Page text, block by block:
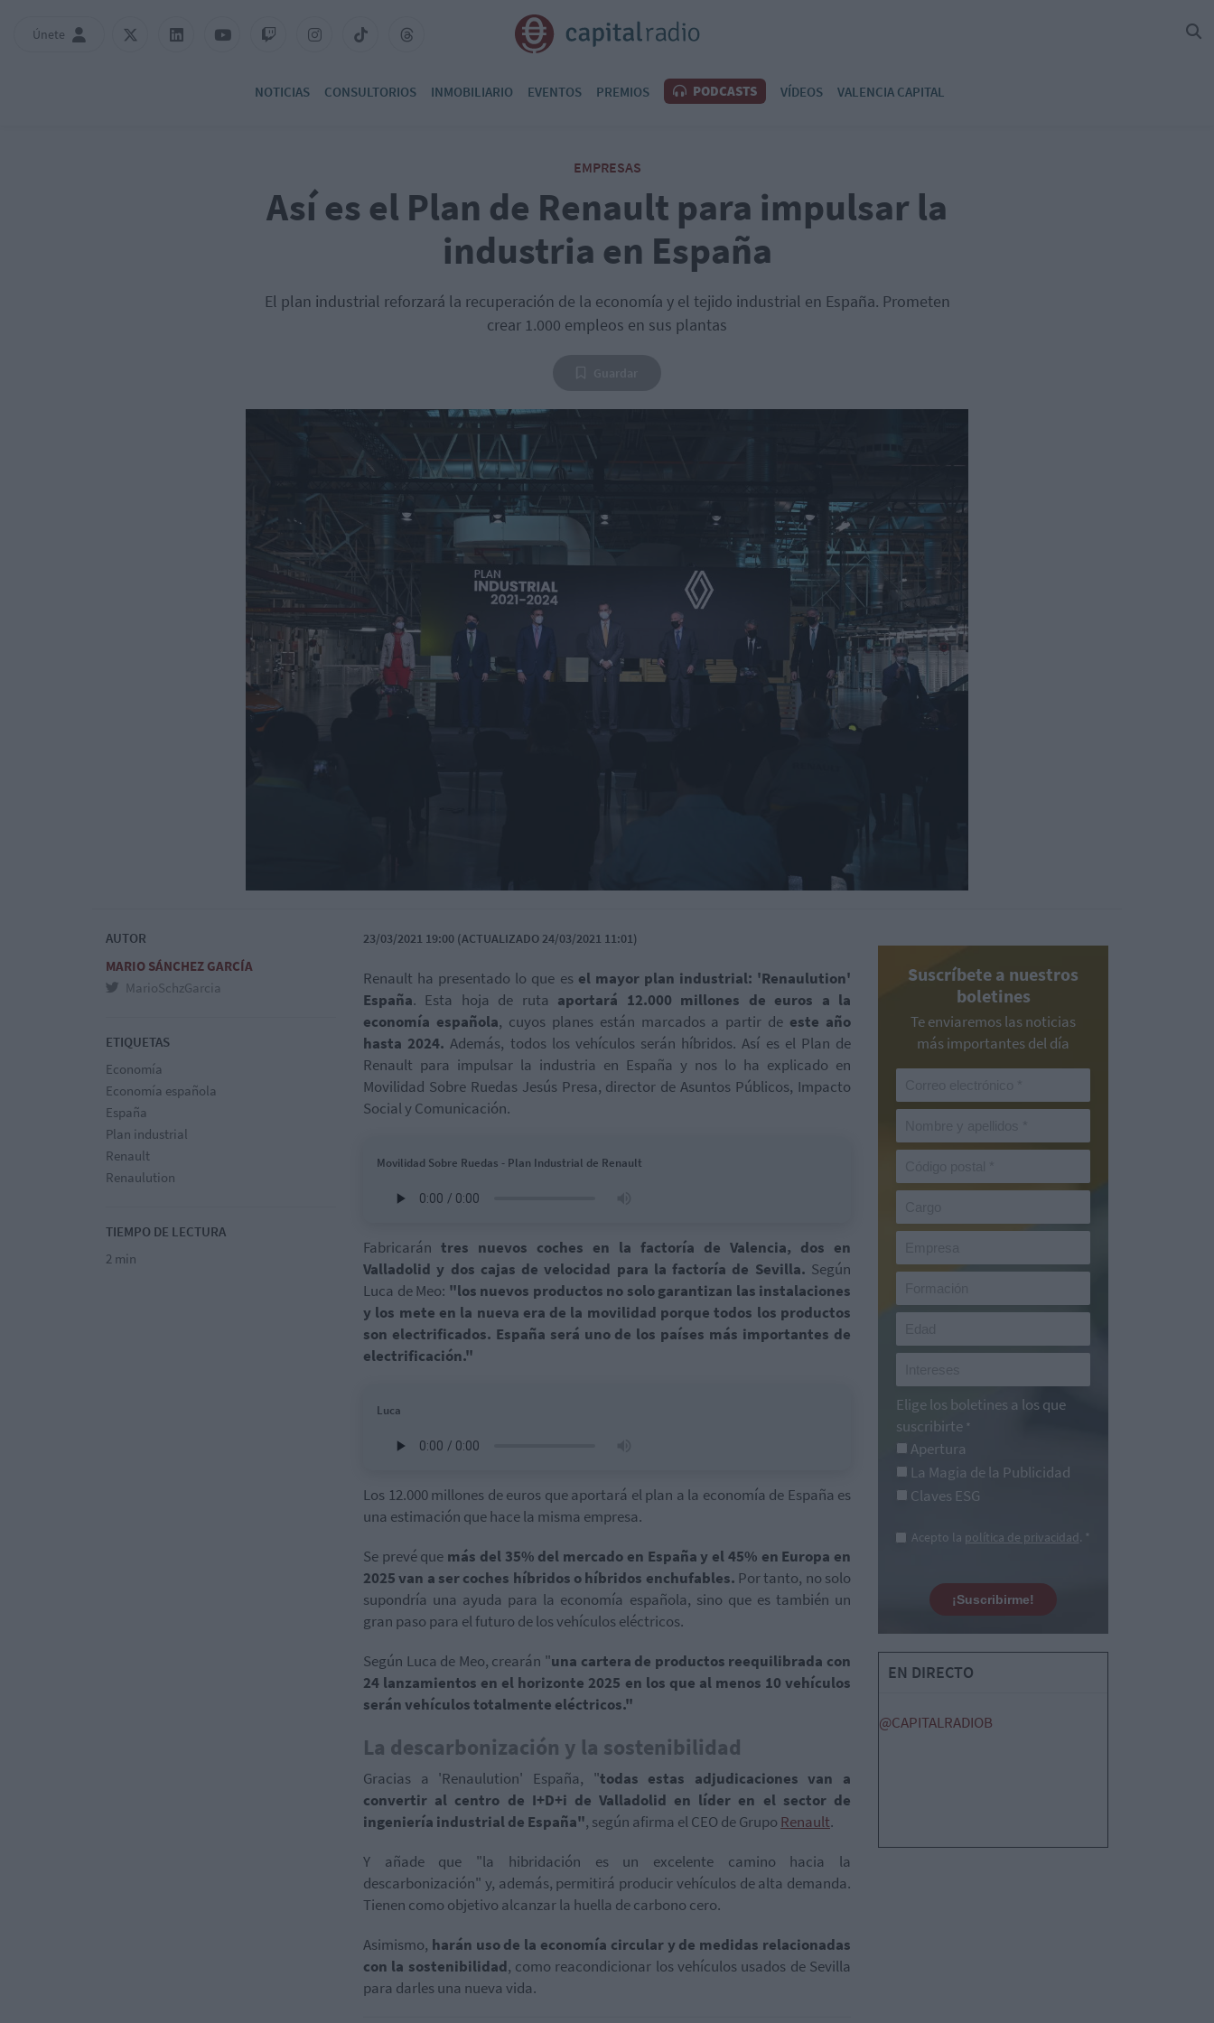
Únete
NOTICIAS CONSULTORIOS INMOBILIARIO EVENTOS PREMIOS PODCASTS VÍDEOS VALENCIA CAPITAL
EMPRESAS
Así es el Plan de Renault para impulsar la
industria en España
El plan industrial reforzará la recuperación de la economía y el tejido industrial en España. Prometen
crear 1.000 empleos en sus plantas
AUTOR
MARIO SÁNCHEZ GARCÍA
MarioSchzGarcia
ETIQUETAS
Economía
Economía española
España
Plan industrial
Renault
Renaulution
TIEMPO DE LECTURA
2 min
23/03/2021 19:00 (ACTUALIZADO 24/03/2021 11:01)
Renault ha presentado lo que es el mayor plan industrial: 'Renaulution'
España. Esta hoja de ruta aportará 12.000 millones de euros a la
economía española, cuyos planes están marcados a partir de este año
hasta 2024. Además, todos los vehículos serán híbridos. Así es el Plan de
Renault para impulsar la industria en España y nos lo ha explicado en
Movilidad Sobre Ruedas Jesús Presa, director de Asuntos Públicos, Impacto
Social y Comunicación.
Movilidad Sobre Ruedas - Plan Industrial de Renault
Fabricarán tres nuevos coches en la factoría de Valencia, dos en
Valladolid y dos cajas de velocidad para la factoría de Sevilla. Según
Luca de Meo: "los nuevos productos no solo garantizan las instalaciones
y los mete en la nueva era de la movilidad porque todos los productos
son electrificados. España será uno de los países más importantes de
electrificación."
Luca
Los 12.000 millones de euros que aportará el plan a la economía de España es
una estimación que hace la misma empresa.
Se prevé que más del 35% del mercado en España y el 45% en Europa en
2025 van a ser coches híbridos o híbridos enchufables. Por tanto, no solo
supondría una ayuda para la economía española, sino que es también un
gran paso para el futuro de los vehículos eléctricos.
Según Luca de Meo, crearán "una cartera de productos reequilibrada con
24 lanzamientos en el horizonte 2025 en los que al menos 10 vehículos
serán vehículos totalmente eléctricos."
La descarbonización y la sostenibilidad
Gracias a 'Renaulution' España, "todas estas adjudicaciones van a
convertir al centro de I+D+i de Valladolid en líder en el sector de
ingeniería industrial de España", según afirma el CEO de Grupo Renault.
Y añade que "la hibridación es un excelente camino hacia la
descarbonización" y, además, permitirá producir vehículos de alta demanda.
Tienen como objetivo alcanzar la huella de carbono cero.
Asimismo, harán uso de la economía circular y de medidas relacionadas
con la sostenibilidad, como reacondicionar los vehículos usados de Sevilla
para darles una nueva vida.
Suscríbete a nuestros
boletines
Te enviaremos las noticias
más importantes del día
Elige los boletines a los que
suscribirte *
Apertura
La Magia de la Publicidad
Claves ESG
Acepto la política de privacidad. *
¡Suscribirme!
EN DIRECTO
@CAPITALRADIOB